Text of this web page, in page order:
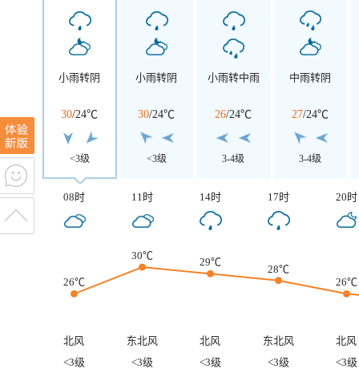
小雨转阴
30/24℃
<3级
小雨转阴
30/24℃
<3级
小雨转中雨
26/24℃
3-4级
中雨转阴
27/24℃
3-4级
08时 11时 14时 17时 20时
26℃
30℃
29℃
28℃
26℃
北风 东北风 北风 东北风
北风
<3级
<3级 <3级 <3级 <3级